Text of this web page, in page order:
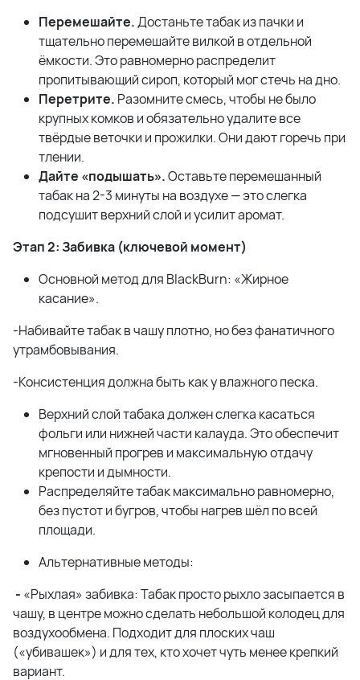
Перемешайте.Достаньте табак из пачки и
тщательно перемешайте вилкой в отдельной
ёмкости. Это равномерно распределит
пропитывающий сироп, который мог стечь на дно.
Перетрите. Разомните смесь, чтобы не было
крупных комков и обязательно удалите все
твёрдые веточки и прожилки. Они дают горечь при
тлении.
Дайте «подышать».Оставьте перемешанный
табак на 2-3 минуты на воздухе — это слегка
подсушит верхний слой и усилит аромат.
Этап 2: Забивка (ключевой момент)
Основной метод для BlackBurn: «Жирное
касание».
-Набивайте табак в чашу плотно, но без фанатичного
утрамбовывания.
-Консистенция должна быть как у влажного песка.
Верхний слой табака должен слегка касаться
фольги или нижней части калауда. Это обеспечит
мгновенный прогрев и максимальную отдачу
крепости и дымности.
Распределяйте табак максимально равномерно,
без пустот и бугров, чтобы нагрев шёл по всей
площади.
Альтернативные методы:
- «Рыхлая» забивка: Табак просто рыхло засыпается в
чашу, в центре можно сделать небольшой колодец для
воздухообмена. Подходит для плоских чаш
(«убивашек») и для тех, кто хочет чуть менее крепкий
вариант.